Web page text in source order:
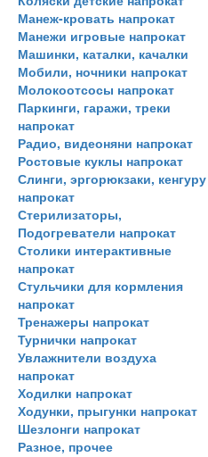
Манеж-кровать напрокат
Манежи игровые напрокат
Машинки, каталки, качалки
Мобили, ночники напрокат
Молокоотсосы напрокат
Паркинги, гаражи, треки
напрокат
Радио, видеоняни напрокат
Ростовые куклы напрокат
Слинги, эргорюкзаки, кенгуру
напрокат
Стерилизаторы,
Подогреватели напрокат
Столики интерактивные
напрокат
Стульчики для кормления
напрокат
Тренажеры напрокат
Турнички напрокат
Увлажнители воздуха
напрокат
Ходилки напрокат
Ходунки, прыгунки напрокат
Шезлонги напрокат
Разное, прочее